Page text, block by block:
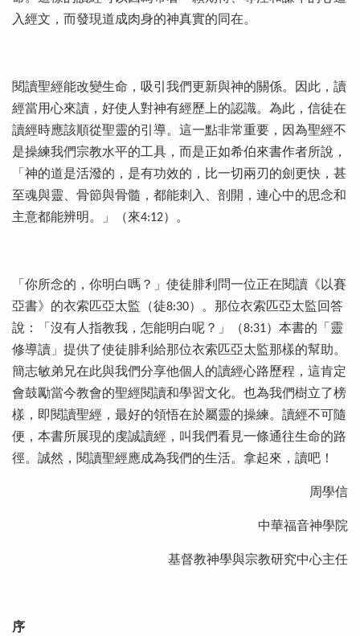
入經文，而發現道成肉身的神真實的同在。
閱讀聖經能改變生命，吸引我們更新與神的關係。因此，讀
經當用心來讀，好使人對神有經歷上的認識。為此，信徒在
讀經時應該順從聖靈的引導。這一點非常重要，因為聖經不
是操練我們宗教水平的工具，而是正如希伯來書作者所說，
「神的道是活潑的，是有功效的，比一切兩刃的劍更快，甚
至魂與靈、骨節與骨髓，都能刺入、剖開，連心中的思念和
主意都能辨明。」（來4:12）。
「你所念的，你明白嗎？」使徒腓利問一位正在閱讀《以賽
亞書》的衣索匹亞太監（徒8:30）。那位衣索匹亞太監回答
說：「沒有人指教我，怎能明白呢？」（8:31）本書的「靈
修導讀」提供了使徒腓利給那位衣索匹亞太監那樣的幫助。
簡志敏弟兄在此與我們分享他個人的讀經心路歷程，這肯定
會鼓勵當今教會的聖經閱讀和學習文化。也為我們樹立了榜
樣，即閱讀聖經，最好的領悟在於屬靈的操練。讀經不可隨
便，本書所展現的虔誠讀經，叫我們看見一條通往生命的路
徑。誠然，閱讀聖經應成為我們的生活。拿起來，讀吧！
周學信
中華福音神學院
基督教神學與宗教研究中心主任
序